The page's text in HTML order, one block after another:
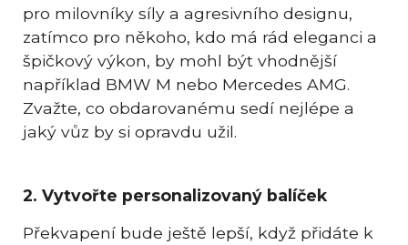
pro milovníky síly a agresivního designu,
zatímco pro někoho, kdo má rád eleganci a
špičkový výkon, by mohl být vhodnější
například BMW M nebo Mercedes AMG.
Zvažte, co obdarovanému sedí nejlépe a
jaký vůz by si opravdu užil.
2. Vytvořte personalizovaný balíček
Překvapení bude ještě lepší, když přidáte k